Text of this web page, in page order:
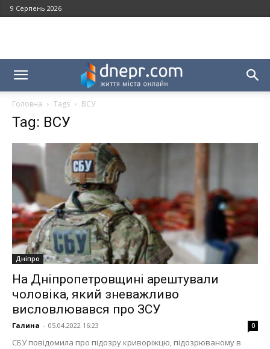
9 Серпень 2026
Головна Tags ВСУ
Tag: ВСУ
Дніпро
На Дніпропетровщині арештували
чоловіка, який зневажливо
висловлювався про ЗСУ
Галина - 05.04.2022 16:23 0
СБУ повідомила про підозру криворіжцю, підозрюваному в